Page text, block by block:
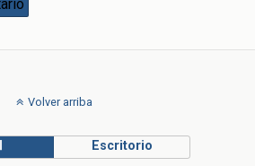
Volver arriba
Escritorio